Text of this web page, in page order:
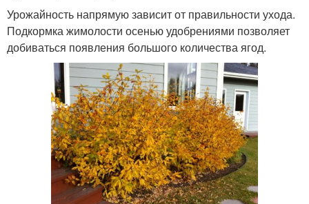
Урожайность напрямую зависит от правильности ухода.
Подкормка жимолости осенью удобрениями позволяет
добиваться появления большого количества ягод.